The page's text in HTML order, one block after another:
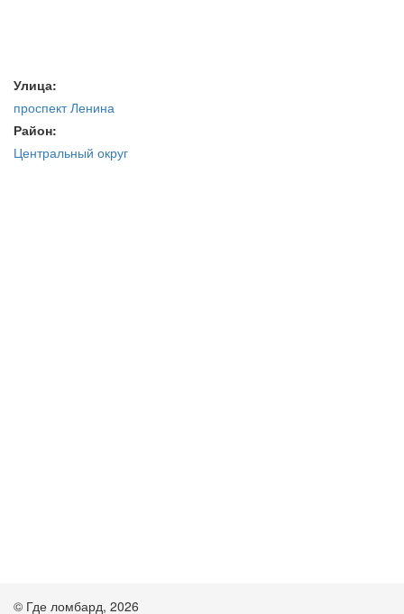
Улица:
проспект Ленина
Район:
Центральный округ
© Где ломбард, 2026